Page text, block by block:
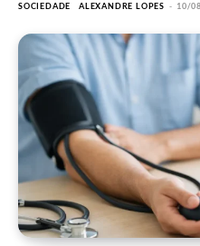
SOCIEDADE ALEXANDRE LOPES - 10/